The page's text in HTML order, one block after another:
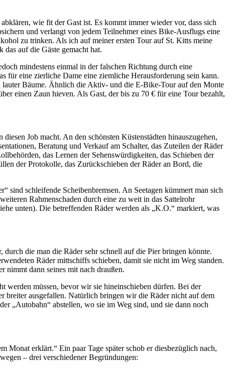
wie fit der Gast ist. Es kommt immer wieder vor, dass sich
und verlangt von jedem Teilnehmer eines Bike-Ausflugs eine
zu trinken. Als ich auf meiner ersten Tour auf St. Kitts meine
auf die Gäste gemacht hat.
mindestens einmal in der falschen Richtung durch eine
für eine zierliche Dame eine ziemliche Herausforderung sein kann.
Bäume. Ähnlich die Aktiv- und die E-Bike-Tour auf den Monte
einen Zaun hieven. Als Gast, der bis zu 70 € für eine Tour bezahlt,
Job macht. An den schönsten Küstenstädten hinauszugehen,
Beratung und Verkauf am Schalter, das Zuteilen der Räder
das Lernen der Sehenswürdigkeiten, das Schieben der
der Protokolle, das Zurückschieben der Räder an Bord, die
sind schleifende Scheibenbremsen. An Seetagen kümmert man sich
Rahmenschaden durch eine zu weit in das Sattelrohr
unten). Die betreffenden Räder werden als „K.O.“ markiert, was
die man die Räder sehr schnell auf die Pier bringen könnte.
Räder mittschiffs schieben, damit sie nicht im Weg standen.
nimmt dann seines mit nach draußen.
werden müssen, bevor wir sie hineinschieben dürfen. Bei der
breiter ausgefallen. Natürlich bringen wir die Räder nicht auf dem
„Autobahn“ abstellen, wo sie im Weg sind, und sie dann noch
erklärt.“ Ein paar Tage später schob er diesbezüglich nach,
– drei verschiedener Begründungen: